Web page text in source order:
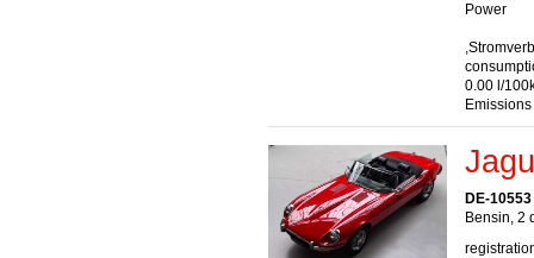
Power
0.00 l/
DE-
Bensin, 2